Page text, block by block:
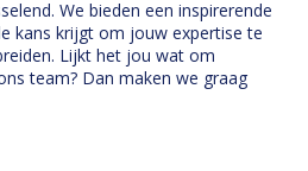
We bieden een inspirerende
kans krijgt om jouw expertise te
Lijkt het jou wat om
team? Dan maken we graag